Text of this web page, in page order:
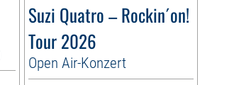
Suzi Quatro – Rockin´on!
Tour 2026
Open Air-Konzert